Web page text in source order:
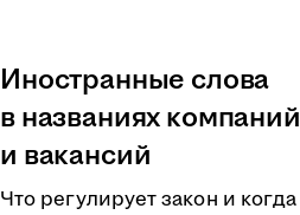
Иностранные слова
в названиях компаний
и вакансий
Что регулирует закон и когда